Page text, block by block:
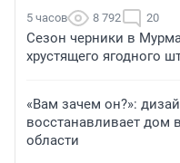
5 часов 8 792 20
Сезон черники в
хрустящего ягодного
«Вам зачем он?»:
восстанавливает дом
области